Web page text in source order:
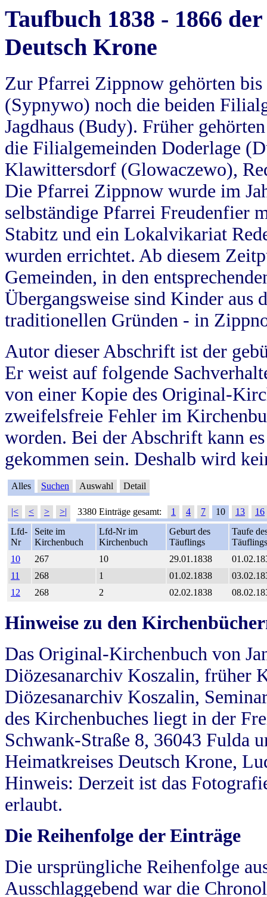
Taufbuch 1838 - 1866
Deutsch Krone
Zur Pfarrei Zippnow gehörten
(Sypnywo) noch die beiden
Jagdhaus (Budy). Früher
die Filialgemeinden Doderlage
Klawittersdorf (Glowaczewo),
Die Pfarrei Zippnow wurde im
selbständige Pfarrei Freudenfier
Stabitz und ein Lokalvikariat
wurden errichtet. Ab diesem
Gemeinden, in den
Übergangsweise sind Kinder aus
traditionellen Gründen - in
Autor dieser Abschrift ist der
Er weist auf folgende
von einer Kopie des Original-
zweifelsfreie Fehler im
worden. Bei der Abschrift kann
gekommen sein. Deshalb wird
Alles Suchen Auswahl Detail
|< < > >| 3380 Einträge gesamt: 1 4 7 10 13
16
Lfd-
Nr
Seite im
Kirchenbuch
Lfd-Nr im
Kirchenbuch
Geburt des
Täuflings
Taufe
Täuflings
10
267 10 29.01.1838
11
268 1 01.02.1838
12
268 2 02.02.1838
Hinweise zu den
Das Original-Kirchenbuch von
Diözesanarchiv Koszalin, früher
Diözesanarchiv Koszalin,
des Kirchenbuches liegt in der
Schwank-Straße 8, 36043 Fulda
Heimatkreises Deutsch Krone,
Hinweis: Derzeit ist das
erlaubt.
Die Reihenfolge der Einträge
Die ursprüngliche Reihenfolge
Ausschlaggebend war die